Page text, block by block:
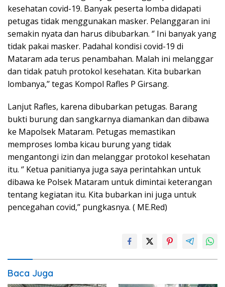
kesehatan covid-19. Banyak peserta lomba didapati
petugas tidak menggunakan masker. Pelanggaran ini
semakin nyata dan harus dibubarkan. ‘’ Ini banyak yang
tidak pakai masker. Padahal kondisi covid-19 di
Mataram ada terus penambahan. Malah ini melanggar
dan tidak patuh protokol kesehatan. Kita bubarkan
lombanya,’’ tegas Kompol Rafles P Girsang.
Lanjut Rafles, karena dibubarkan petugas. Barang
bukti burung dan sangkarnya diamankan dan dibawa
ke Mapolsek Mataram. Petugas memastikan
memproses lomba kicau burung yang tidak
mengantongi izin dan melanggar protokol kesehatan
itu. ‘’ Ketua panitianya juga saya perintahkan untuk
dibawa ke Polsek Mataram untuk dimintai keterangan
tentang kegiatan itu. Kita bubarkan ini juga untuk
pencegahan covid,’’ pungkasnya. ( ME.Red)
Baca Juga